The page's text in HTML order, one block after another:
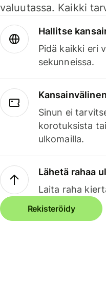
valuutassa. Kaikki
Hallitse
Pidä kaikki eri
sekunneissa.
Sinun ei
korotuksista
ulkomailla.
Lähetä rahaa
Laita raha
Rekisteröidy